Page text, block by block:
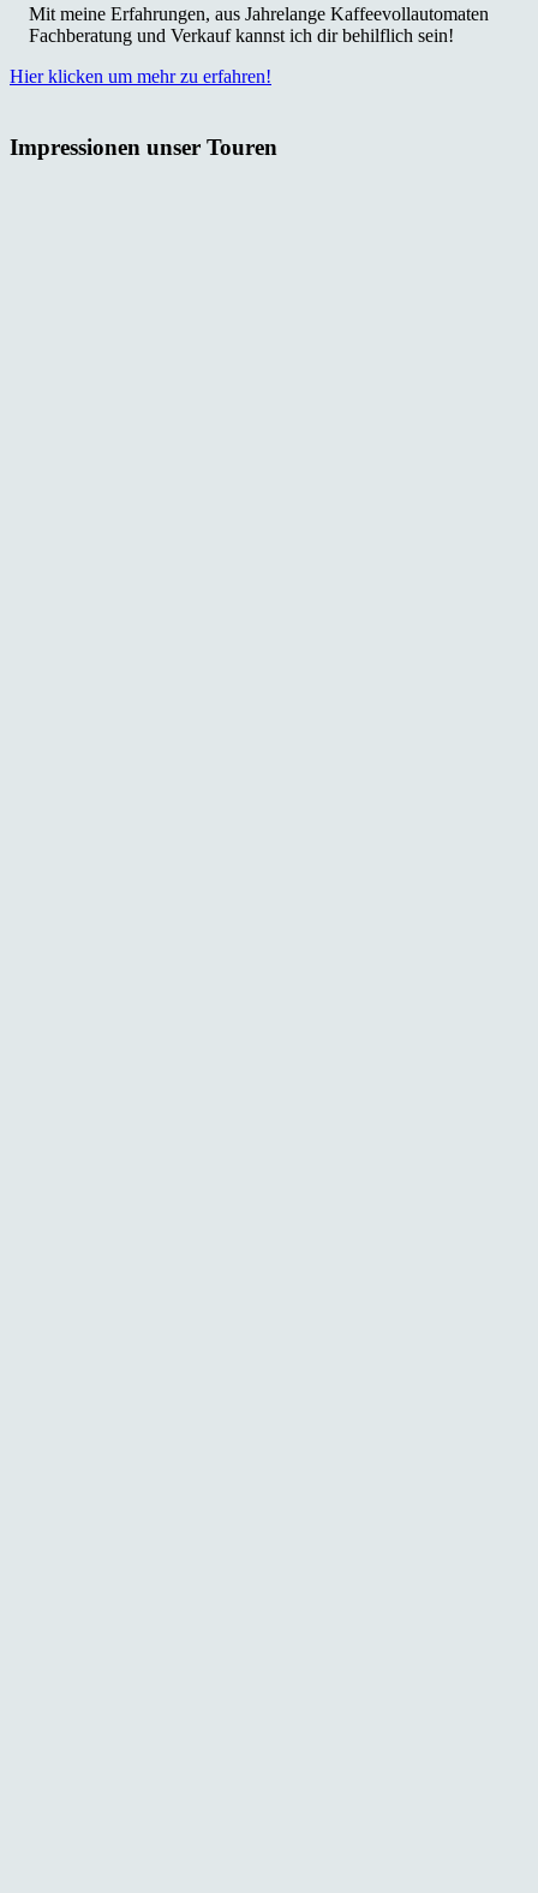
Mit meine Erfahrungen, aus Jahrelange Kaffeevollautomaten
Fachberatung und Verkauf kannst ich dir behilflich sein!
Hier klicken um mehr zu erfahren!
Impressionen unser Touren